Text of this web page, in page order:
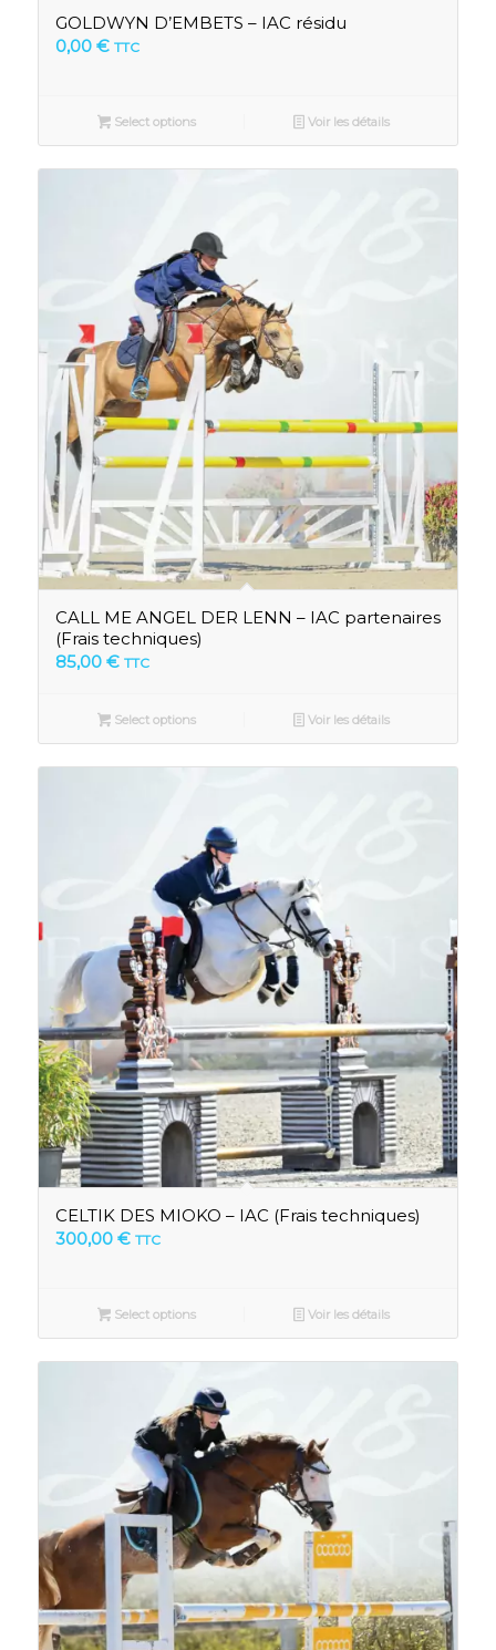
GOLDWYN D’EMBETS – IAC résidu
0,00 € TTC
Select options Voir les détails
CALL ME ANGEL DER LENN – IAC partenaires
(Frais techniques)
85,00 € TTC
Select options Voir les détails
CELTIK DES MIOKO – IAC (Frais techniques)
300,00 € TTC
Select options Voir les détails